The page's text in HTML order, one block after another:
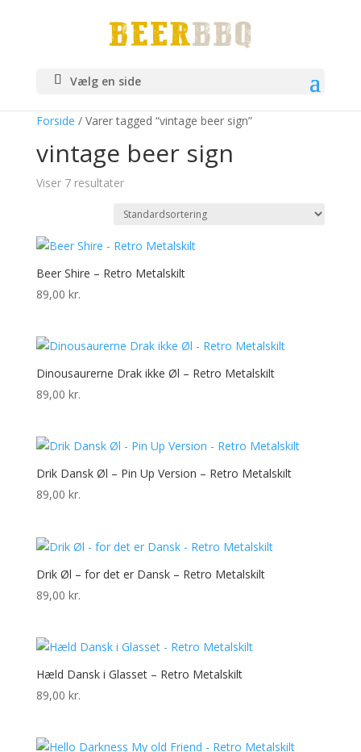
Vælg en side
Forside / Varer tagged “vintage beer sign”
vintage beer sign
Viser 7 resultater
Beer Shire – Retro Metalskilt
89,00 kr.
Dinousaurerne Drak ikke Øl – Retro Metalskilt
89,00 kr.
Drik Dansk Øl – Pin Up Version – Retro Metalskilt
89,00 kr.
Drik Øl – for det er Dansk – Retro Metalskilt
89,00 kr.
Hæld Dansk i Glasset – Retro Metalskilt
89,00 kr.